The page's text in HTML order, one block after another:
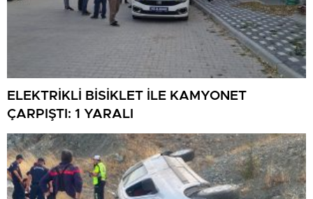
ELEKTRİKLİ BİSİKLET İLE KAMYONET
ÇARPIŞTI: 1 YARALI